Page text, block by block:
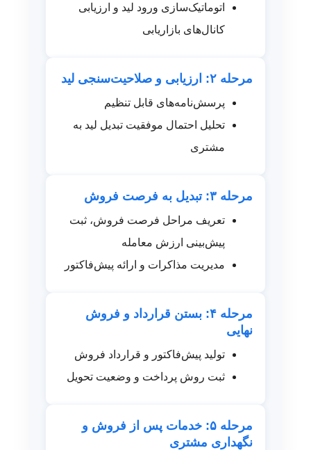
اتوماتیک‌سازی ورود لید و ارزیابی
کانال‌های بازاریابی
مرحله ۲: ارزیابی و صلاحیت‌سنجی لید
پرسش‌نامه‌های قابل تنظیم
تحلیل احتمال موفقیت تبدیل لید به
مشتری
مرحله ۳: تبدیل به فرصت فروش
تعریف مراحل فرصت فروش، ثبت
پیش‌بینی ارزش معامله
مدیریت مذاکرات و ارائه پیش‌فاکتور
مرحله ۴: بستن قرارداد و فروش
نهایی
تولید پیش‌فاکتور و قرارداد فروش
ثبت روش پرداخت و وضعیت تحویل
مرحله ۵: خدمات پس از فروش و
نگهداری مشتری